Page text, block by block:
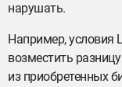
нарушать.
Например, условия
возместить
из приобретенных